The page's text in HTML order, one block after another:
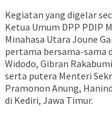
Kegiatan yang digelar
Ketua Umum DPP PDIP
Minahasa Utara Joune
pertama bersama-sama
Widodo, Gibran
serta putera Menteri
Pramonon Anung,
di Kediri, Jawa Timur.